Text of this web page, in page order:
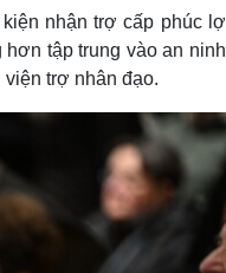
Vì
Săn
check-
nhận trợ cấp phúc
tập trung vào an
trợ nhân đạo.